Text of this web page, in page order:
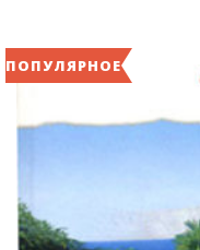
ПОПУЛЯРНОЕ